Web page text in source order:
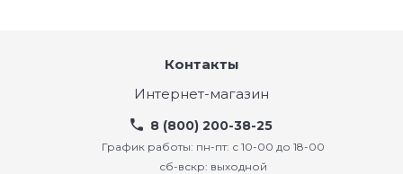
Контакты
Интернет-магазин
8 (800) 200-38-25
График работы: пн-пт: с 10-00 до 18-00
сб-вскр: выходной